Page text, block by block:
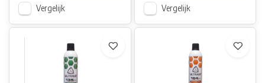
Vergelijk Vergelijk